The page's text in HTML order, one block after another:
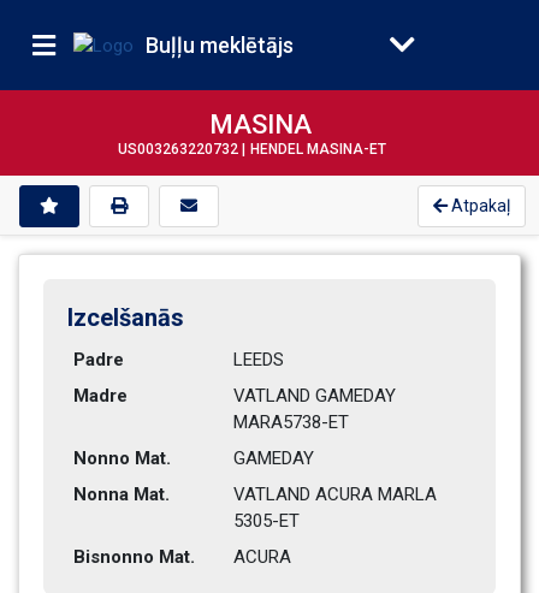
Buļļu meklētājs
MASINA
US003263220732 | HENDEL MASINA-ET
Atpakaļ
Izcelšanās
Padre
LEEDS
Madre
VATLAND GAMEDAY
MARA5738-ET
Nonno Mat.
GAMEDAY
Nonna Mat.
VATLAND ACURA MARLA
5305-ET
Bisnonno Mat.
ACURA